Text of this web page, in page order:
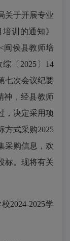
关于开展专业
训的通知》
闽侯县教师培
〔2025〕14
七次会议纪要
神，经县教师
，决定采用项
方式采购2025
采购信息，欢
标。现将有关
校2024-2025学